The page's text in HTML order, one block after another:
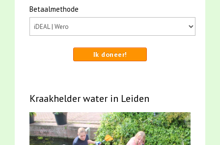
Betaalmethode
Ik doneer!
Kraakhelder water in Leiden